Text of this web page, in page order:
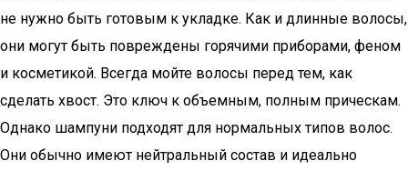
не нужно быть готовым к укладке. Как и длинные волосы,
они могут быть повреждены горячими приборами, феном
и косметикой. Всегда мойте волосы перед тем, как
сделать хвост. Это ключ к объемным, полным прическам.
Однако шампуни подходят для нормальных типов волос.
Они обычно имеют нейтральный состав и идеально